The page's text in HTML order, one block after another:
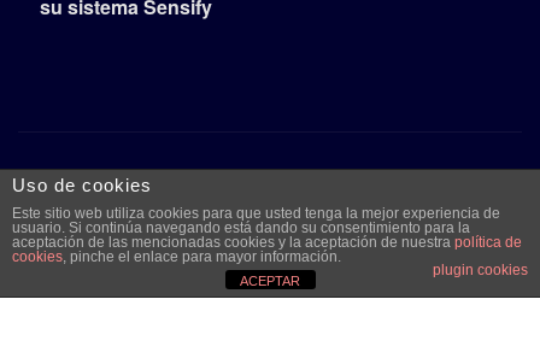
su sistema Sensify
Copyright © 2026 | Funciona conWordPress|Frankfurt
Newspor ThemeArile
Aviso legal y
Publicidad Contacto
Uso de cookies
Este sitio web utiliza cookies para que usted tenga la mejor experiencia de
usuario. Si continúa navegando está dando su consentimiento para la
aceptación de las mencionadas cookies y la aceptación de nuestra política de
cookies, pinche el enlace para mayor información.
plugin cookies
ACEPTAR